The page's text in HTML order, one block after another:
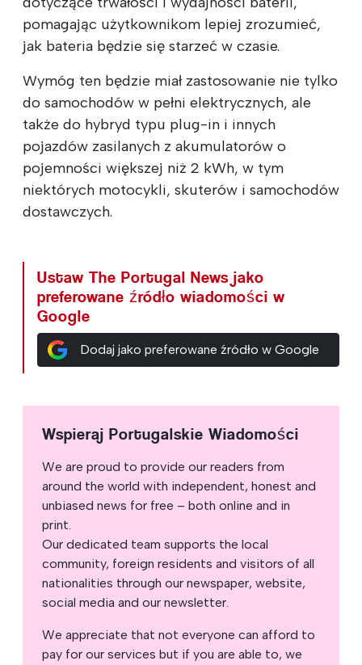
pomagając użytkownikom lepiej zrozumieć,
jak bateria będzie się starzeć w czasie.
Wymóg ten będzie miał zastosowanie nie tylko
do samochodów w pełni elektrycznych, ale
także do hybryd typu plug-in i innych
pojazdów zasilanych z akumulatorów o
pojemności większej niż 2 kWh, w tym
niektórych motocykli, skuterów i samochodów
dostawczych.
Ustaw The Portugal News jako
preferowane źródło wiadomości w
Google
Dodaj jako preferowane źródło w Google
Wspieraj Portugalskie Wiadomości
We are proud to provide our readers from
around the world with independent, honest and
unbiased news for free – both online and in
print.
Our dedicated team supports the local
community, foreign residents and visitors of all
nationalities through our newspaper, website,
social media and our newsletter.
We appreciate that not everyone can afford to
pay for our services but if you are able to, we